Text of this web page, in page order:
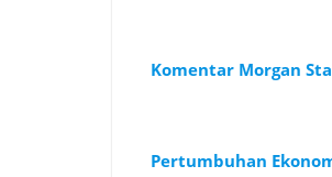
Komentar Morgan
Pertumbuhan